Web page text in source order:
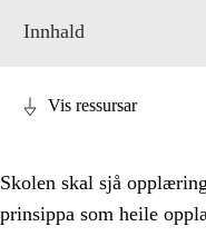
Innhald
Vis ressursar
Skolen skal sjå
prinsippa som heile